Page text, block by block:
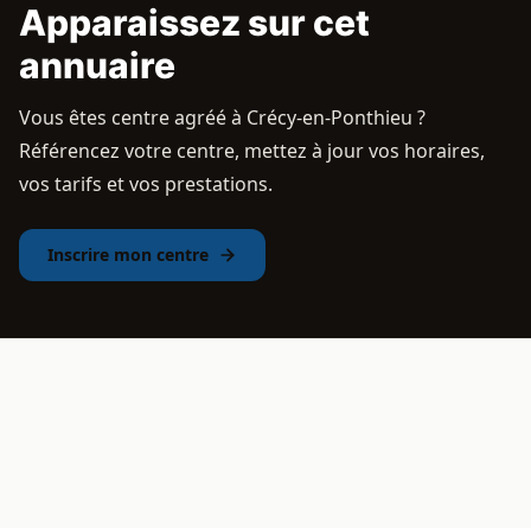
Apparaissez sur cet
annuaire
Vous êtes centre agréé à Crécy-en-Ponthieu ?
Référencez votre centre, mettez à jour vos horaires,
vos tarifs et vos prestations.
Inscrire mon centre